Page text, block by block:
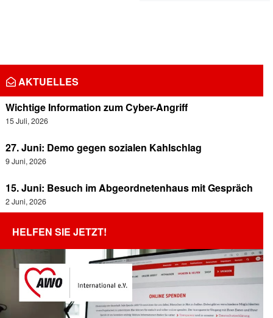
AKTUELLES
Wichtige Information zum Cyber-Angriff
15 Juli, 2026
27. Juni: Demo gegen sozialen Kahlschlag
9 Juni, 2026
15. Juni: Besuch im Abgeordnetenhaus mit Gespräch
2 Juni, 2026
HELFEN SIE JETZT!